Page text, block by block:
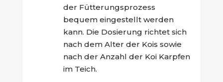
der Fütterungsprozess
bequem eingestellt werden
kann. Die Dosierung richtet sich
nach dem Alter der Kois sowie
nach der Anzahl der Koi Karpfen
im Teich.